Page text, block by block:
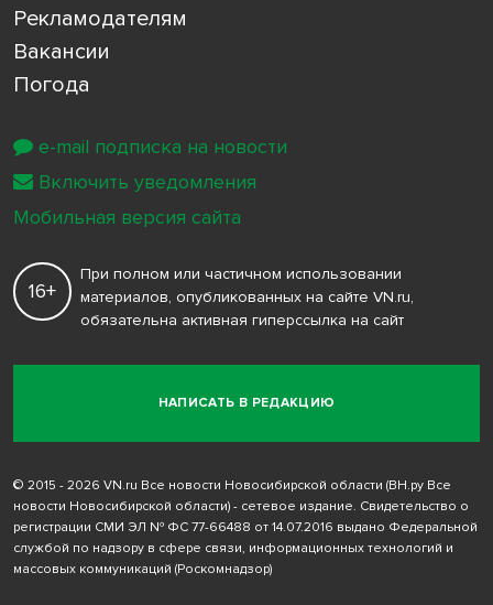
Рекламодателям
Вакансии
Погода
НАПИСАТЬ В РЕДАКЦИЮ
16+
При полном или частичном использовании
материалов, опубликованных на сайте VN.ru,
обязательна активная гиперссылка на сайт
© 2015 - 2026 VN.ru Все новости Новосибирской области (ВН.ру Все
новости Новосибирской области) - сетевое издание. Свидетельство о
регистрации СМИ ЭЛ № ФС 77-66488 от 14.07.2016 выдано Федеральной
службой по надзору в сфере связи, информационных технологий и
массовых коммуникаций (Роскомнадзор)
e-mail подписка на новости
Включить уведомления
Мобильная версия сайта